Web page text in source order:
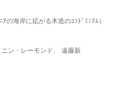
の海岸に拡がる木造のｺﾝﾄﾞﾐﾆｱﾑ）
ン・レーモンド、 遠藤新